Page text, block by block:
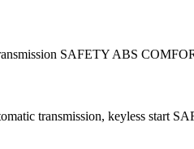
SAFETY ABS
transmission, keyless start